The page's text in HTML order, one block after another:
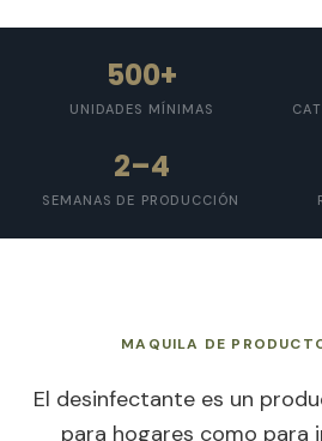
500+
UNIDADES MÍNIMAS
2–4
SEMANAS DE PRODUCCIÓN
MAQUILA DE
El desinfectante es un
para hogares como para